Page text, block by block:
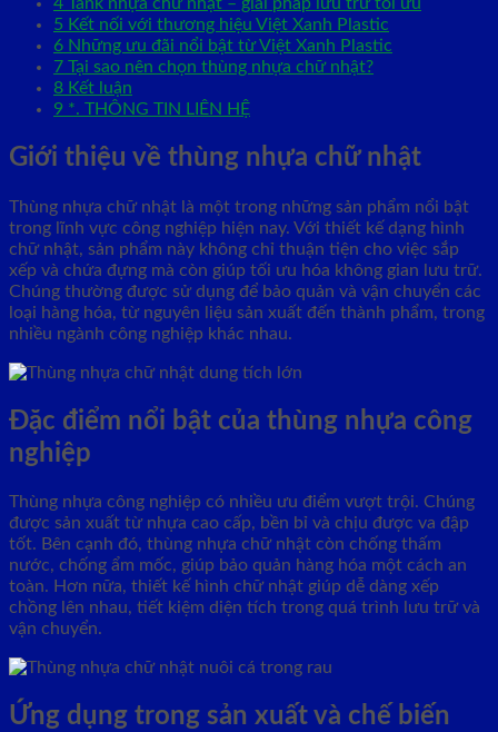
5 Kết nối với thương hiệu Việt Xanh Plastic
6 Những ưu đãi nổi bật từ Việt Xanh Plastic
7 Tại sao nên chọn thùng nhựa chữ nhật?
8 Kết luận
9 *. THÔNG TIN LIÊN HỆ
Giới thiệu về thùng nhựa chữ nhật
Thùng nhựa chữ nhật là một trong những sản phẩm nổi bật
trong lĩnh vực công nghiệp hiện nay. Với thiết kế dạng hình
chữ nhật, sản phẩm này không chỉ thuận tiện cho việc sắp
xếp và chứa đựng mà còn giúp tối ưu hóa không gian lưu trữ.
Chúng thường được sử dụng để bảo quản và vận chuyển các
loại hàng hóa, từ nguyên liệu sản xuất đến thành phẩm, trong
nhiều ngành công nghiệp khác nhau.
Đặc điểm nổi bật của thùng nhựa công
nghiệp
Thùng nhựa công nghiệp có nhiều ưu điểm vượt trội. Chúng
được sản xuất từ nhựa cao cấp, bền bỉ và chịu được va đập
tốt. Bên cạnh đó, thùng nhựa chữ nhật còn chống thấm
nước, chống ẩm mốc, giúp bảo quản hàng hóa một cách an
toàn. Hơn nữa, thiết kế hình chữ nhật giúp dễ dàng xếp
chồng lên nhau, tiết kiệm diện tích trong quá trình lưu trữ và
vận chuyển.
Ứng dụng trong sản xuất và chế biến